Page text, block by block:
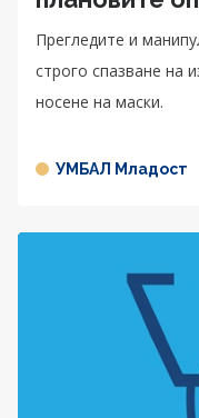
Прегледите и
строго спазване на
носене на маски.
УМБАЛ Младост